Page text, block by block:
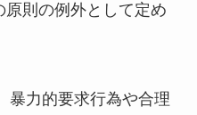
原則の例外として定め
暴力的要求行為や合理